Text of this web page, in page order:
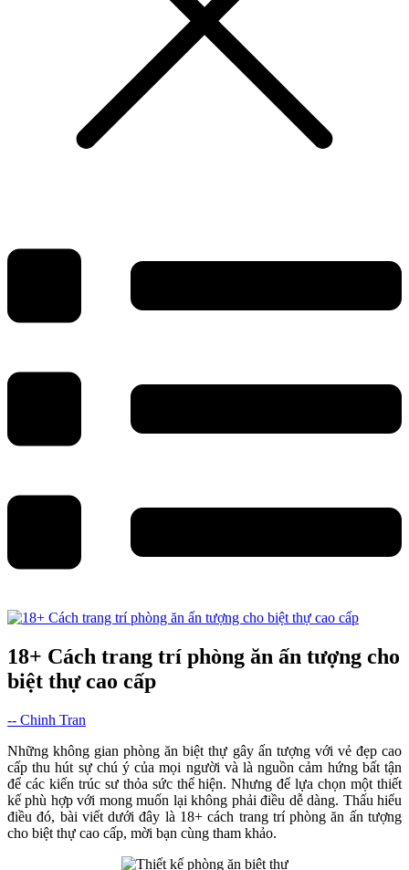
18+ Cách trang trí phòng ăn ấn tượng cho
biệt thự cao cấp
-- Chinh Tran
Những không gian phòng ăn biệt thự gây ấn tượng với vẻ đẹp cao
cấp thu hút sự chú ý của mọi người và là nguồn cảm hứng bất tận
để các kiến trúc sư thỏa sức thể hiện. Nhưng để lựa chọn một thiết
kế phù hợp với mong muốn lại không phải điều dễ dàng. Thấu hiểu
điều đó, bài viết dưới đây là 18+ cách trang trí phòng ăn ấn tượng
cho biệt thự cao cấp, mời bạn cùng tham khảo.